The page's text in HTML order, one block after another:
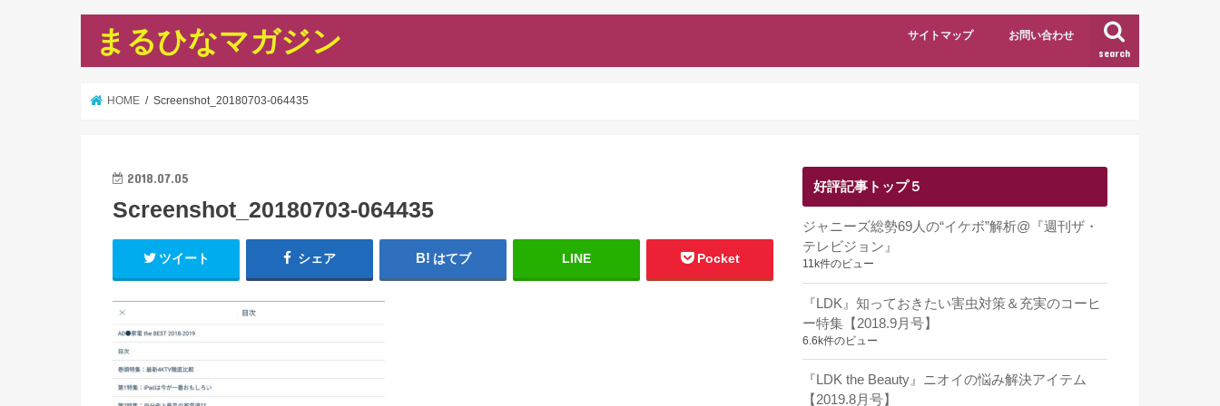
まるひなマガジン search
サイトマップ お問い合わせ
HOME Screenshot_20180703-064435
2018.07.05
Screenshot_20180703-064435
ツイート シェア はてブ LINE Pocket
好評記事トップ５
ジャニーズ総勢69人の“イケボ”解析@『週刊ザ・
テレビジョン』
11k件のビュー
『LDK』知っておきたい害虫対策＆充実のコーヒ
ー特集【2018.9月号】
6.6k件のビュー
『LDK the Beauty』ニオイの悩み解決アイテム
【2019.8月号】